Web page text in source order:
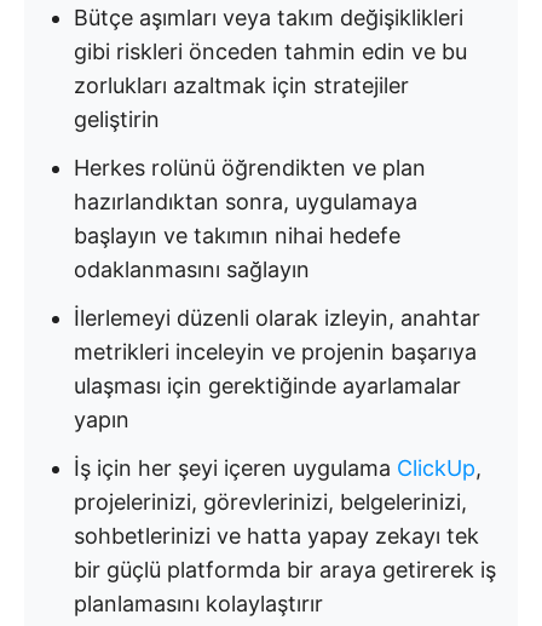
Bütçe aşımları veya takım değişiklikleri
gibi riskleri önceden tahmin edin ve bu
zorlukları azaltmak için stratejiler
geliştirin
Herkes rolünü öğrendikten ve plan
hazırlandıktan sonra, uygulamaya
başlayın ve takımın nihai hedefe
odaklanmasını sağlayın
İlerlemeyi düzenli olarak izleyin, anahtar
metrikleri inceleyin ve projenin başarıya
ulaşması için gerektiğinde ayarlamalar
yapın
İş için her şeyi içeren uygulama ClickUp,
projelerinizi, görevlerinizi, belgelerinizi,
sohbetlerinizi ve hatta yapay zekayı tek
bir güçlü platformda bir araya getirerek iş
planlamasını kolaylaştırır